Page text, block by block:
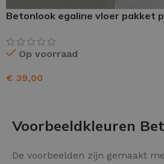
Betonlook egaline vloer pakket
Op voorraad
€ 39,00
Voorbeeldkleuren
De voorbeelden zijn gemaakt